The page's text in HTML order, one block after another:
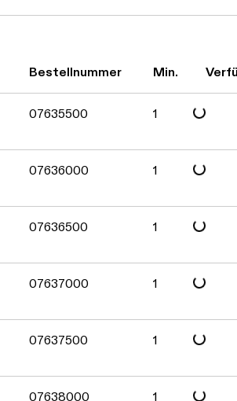
Bestellnummer Min.
07635500 1
Daten werden geladen. Bitte warten...
07636000 1
Daten werden geladen. Bitte warten...
07636500 1
Daten werden geladen. Bitte warten...
07637000 1
Daten werden geladen. Bitte warten...
07637500 1
Daten werden geladen. Bitte warten...
07638000 1
Daten werden geladen. Bitte warten...